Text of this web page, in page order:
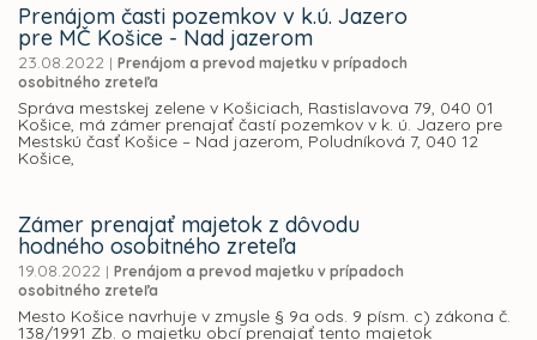
Prenájom časti pozemkov v k.ú. Jazero
pre MČ Košice - Nad jazerom
23.08.2022 | Prenájom a prevod majetku v prípadoch
osobitného zreteľa
Správa mestskej zelene v Košiciach, Rastislavova 79, 040 01
Košice, má zámer prenajať častí pozemkov v k. ú. Jazero pre
Mestskú časť Košice – Nad jazerom, Poludníková 7, 040 12
Košice,
Zámer prenajať majetok z dôvodu
hodného osobitného zreteľa
19.08.2022 | Prenájom a prevod majetku v prípadoch
osobitného zreteľa
Mesto Košice navrhuje v zmysle § 9a ods. 9 písm. c) zákona č.
138/1991 Zb. o majetku obcí prenajať tento majetok